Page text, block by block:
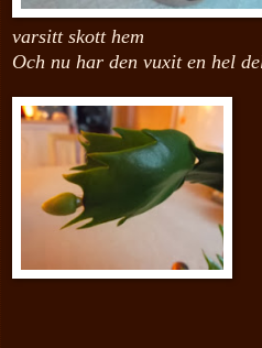
varsitt skott hem
Och nu har den vuxit en hel